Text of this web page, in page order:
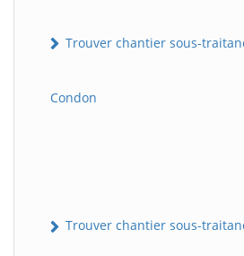
Trouver chantier sous-
Condon
Trouver chantier sous-